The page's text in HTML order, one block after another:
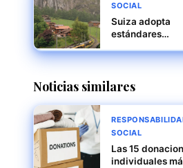
SOCIAL
Suiza adopta
estándares
intercambio
información
Noticias similares
SOCIAL
Las 15
individuales